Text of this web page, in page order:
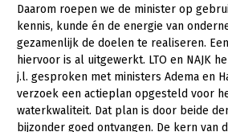
Geitenhouderij
Kalverhouderij
Konijnenhouderij
Melkveehouderij
Paardenhouderij
Akkerbouw
Biologische Landbouw
Bollenteelt
Bomen, vaste planten en
Fruitteelt
Daarom roepen we de minister op
kennis, kunde én de energie van
gezamenlijk de doelen te realiseren.
hiervoor is al uitgewerkt. LTO en NAJK
j.l. gesproken met ministers Adema en
verzoek een actieplan opgesteld voor
waterkwaliteit. Dat plan is door beide
bijzonder goed ontvangen. De kern van